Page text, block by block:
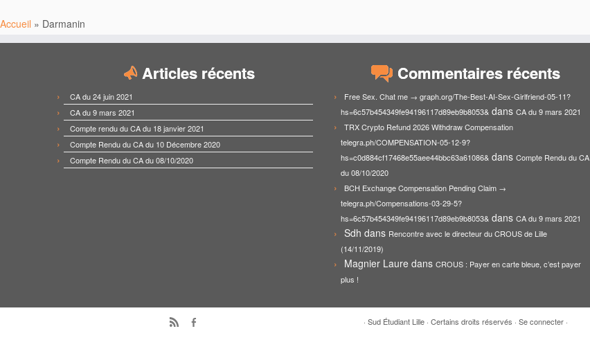
Accueil » Darmanin
Articles récents
CA du 24 juin 2021
CA du 9 mars 2021
Compte rendu du CA du 18 janvier 2021
Compte Rendu du CA du 10 Décembre 2020
Compte Rendu du CA du 08/10/2020
Commentaires récents
Free Sex. Chat me → graph.org/The-Best-AI-Sex-Girlfriend-05-11?
hs=6c57b454349fe94196117d89eb9b8053& dans CA du 9 mars 2021
TRX Crypto Refund 2026 Withdraw Compensation
telegra.ph/COMPENSATION-05-12-9?
hs=c0d884cf17468e55aee44bbc63a61086& dans Compte Rendu du CA
du 08/10/2020
BCH Exchange Compensation Pending Claim →
telegra.ph/Compensations-03-29-5?
hs=6c57b454349fe94196117d89eb9b8053& dans CA du 9 mars 2021
Sdh dans Rencontre avec le directeur du CROUS de Lille
(14/11/2019)
Magnier Laure dans CROUS : Payer en carte bleue, c’est payer
plus !
· Sud Étudiant Lille· Certains droits réservés · Se connecter·